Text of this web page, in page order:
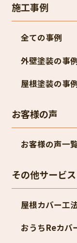
施工事例
全ての事例
外壁塗装の事
屋根塗装の事
お客様の声
お客様の声一
その他サービス
屋根カバー工
おうちReカバ